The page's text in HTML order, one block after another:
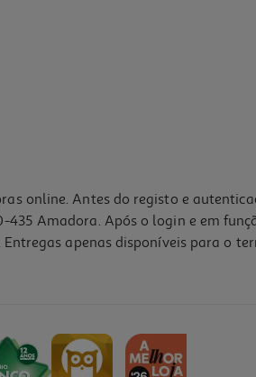
online. Antes do registo e
Amadora. Após o login e em
apenas disponíveis para o